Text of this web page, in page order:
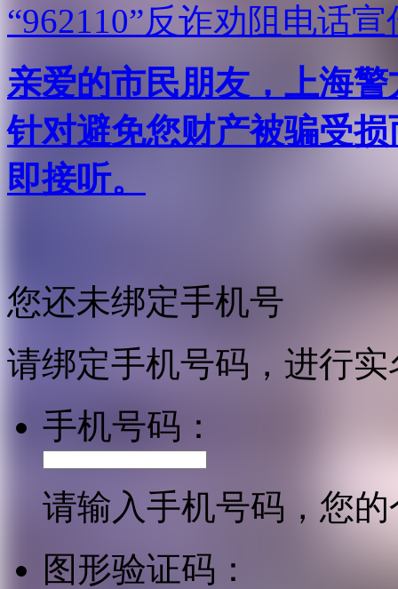
“962110”反诈劝阻电话宣
亲爱的市民朋友，上海
针对避免您财产被骗受
即接听。
您还未绑定手机号
请绑定手机号码，进行
手机号码：
请输入手机号码，您
图形验证码：